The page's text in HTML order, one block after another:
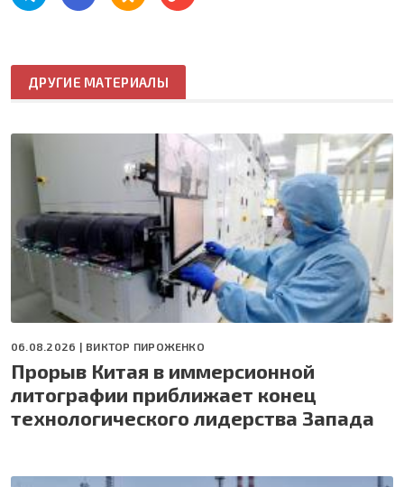
ДРУГИЕ МАТЕРИАЛЫ
06.08.2026 | ВИКТОР ПИРОЖЕНКО
Прорыв Китая в иммерсионной
литографии приближает конец
технологического лидерства Запада